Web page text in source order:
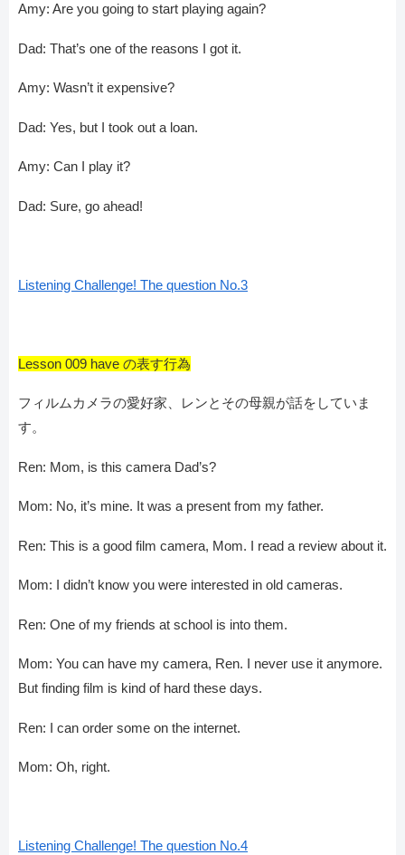
Amy: Are you going to start playing again?
Dad: That’s one of the reasons I got it.
Amy: Wasn’t it expensive?
Dad: Yes, but I took out a loan.
Amy: Can I play it?
Dad: Sure, go ahead!
Listening Challenge! The question No.3
Lesson 009 have の表す行為
フィルムカメラの愛好家、レンとその母親が話をしていま
す。
Ren: Mom, is this camera Dad’s?
Mom: No, it’s mine. It was a present from my father.
Ren: This is a good film camera, Mom. I read a review about it.
Mom: I didn’t know you were interested in old cameras.
Ren: One of my friends at school is into them.
Mom: You can have my camera, Ren. I never use it anymore.
But finding film is kind of hard these days.
Ren: I can order some on the internet.
Mom: Oh, right.
Listening Challenge! The question No.4